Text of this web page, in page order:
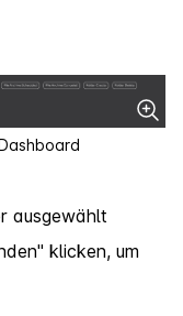
ausgewählt
klicken, um